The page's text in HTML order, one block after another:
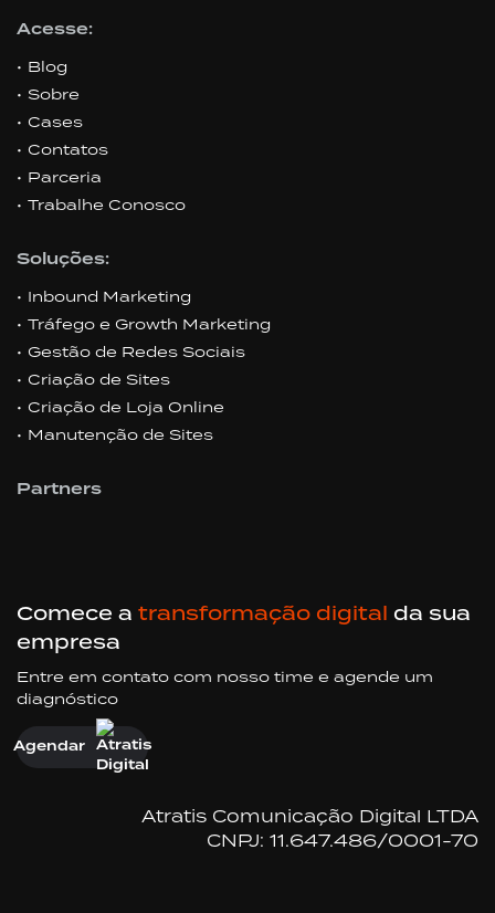
Acesse:
Blog
Sobre
Cases
Contatos
Parceria
Trabalhe Conosco
Soluções:
Inbound Marketing
Tráfego e Growth Marketing
Gestão de Redes Sociais
Criação de Sites
Criação de Loja Online
Manutenção de Sites
Partners
Comece a transformação digital da sua
empresa
Entre em contato com nosso time e agende um
diagnóstico
Agendar
Atratis Comunicação Digital LTDA
CNPJ: 11.647.486/0001-70